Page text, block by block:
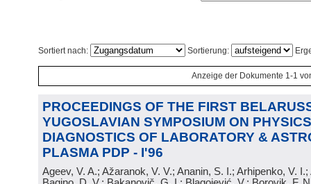
Sortiert nach: Sortierung:
Anzeige der Dokumente 1-1
PROCEEDINGS OF THE FIRST
YUGOSLAVIAN SYMPOSIUM ON
DIAGNOSTICS OF LABORATORY &
PLASMA PDP - I'96
Ageev, V. A.; Ažaranok, V. V.; Ananin, S. I.; Arhipenko, V.